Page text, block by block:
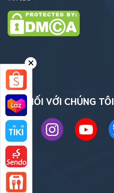
KẾT NỐI VỚI CHÚNG TÔI